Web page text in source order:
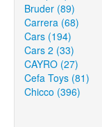
Bruder (89)
Carrera (68)
Cars (194)
Cars 2 (33)
CAYRO (27)
Cefa Toys (81)
Chicco (396)